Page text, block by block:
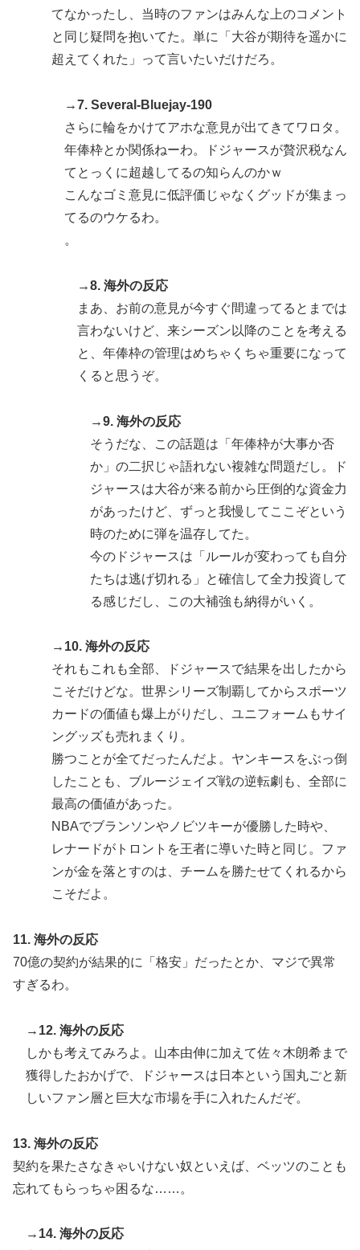
てなかったし、当時のファンはみんな上のコメント
と同じ疑問を抱いてた。単に「大谷が期待を遥かに
超えてくれた」って言いたいだけだろ。
→7. Several-Bluejay-190
さらに輪をかけてアホな意見が出てきてワロタ。
年俸枠とか関係ねーわ。ドジャースが贅沢税なん
てとっくに超越してるの知らんのかｗ
こんなゴミ意見に低評価じゃなくグッドが集まっ
てるのウケるわ。
。
→8. 海外の反応
まあ、お前の意見が今すぐ間違ってるとまでは
言わないけど、来シーズン以降のことを考える
と、年俸枠の管理はめちゃくちゃ重要になって
くると思うぞ。
→9. 海外の反応
そうだな、この話題は「年俸枠が大事か否
か」の二択じゃ語れない複雑な問題だし。ド
ジャースは大谷が来る前から圧倒的な資金力
があったけど、ずっと我慢してここぞという
時のために弾を温存してた。
今のドジャースは「ルールが変わっても自分
たちは逃げ切れる」と確信して全力投資して
る感じだし、この大補強も納得がいく。
→10. 海外の反応
それもこれも全部、ドジャースで結果を出したから
こそだけどな。世界シリーズ制覇してからスポーツ
カードの価値も爆上がりだし、ユニフォームもサイ
ングッズも売れまくり。
勝つことが全てだったんだよ。ヤンキースをぶっ倒
したことも、ブルージェイズ戦の逆転劇も、全部に
最高の価値があった。
NBAでブランソンやノビツキーが優勝した時や、
レナードがトロントを王者に導いた時と同じ。ファ
ンが金を落とすのは、チームを勝たせてくれるから
こそだよ。
11. 海外の反応
70億の契約が結果的に「格安」だったとか、マジで異常
すぎるわ。
→12. 海外の反応
しかも考えてみろよ。山本由伸に加えて佐々木朗希まで
獲得したおかげで、ドジャースは日本という国丸ごと新
しいファン層と巨大な市場を手に入れたんだぞ。
13. 海外の反応
契約を果たさなきゃいけない奴といえば、ベッツのことも
忘れてもらっちゃ困るな……。
→14. 海外の反応